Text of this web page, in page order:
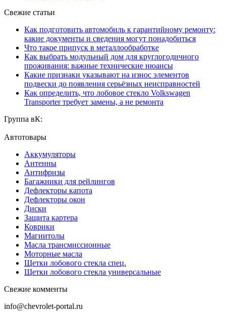
Свежие статьи
Как подготовить автомобиль к гарантийному ремонту:
какие документы и сведения могут понадобиться
Что такое припуск в металлообработке
Как выбрать модульный дом для круглогодичного
проживания: важные технические нюансы
Какие признаки указывают на износ элементов
подвески до появления серьёзных неисправностей
Как определить, что лобовое стекло Volkswagen
Transporter требует замены, а не ремонта
Группа вК:
Автотовары
Аккумуляторы
Антенны
Антифризы
Багажники для рейлингов
Дефлекторы капота
Дефлекторы окон
Диски
Защита картера
Коврики
Магнитолы
Масла трансмиссионные
Моторные масла
Щетки лобового стекла спец.
Щетки лобового стекла универсальные
Свежие комменты
info@chevrolet-portal.ru